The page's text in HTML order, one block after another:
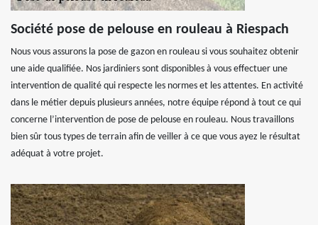
Société pose de pelouse en rouleau à Riespach
Nous vous assurons la pose de gazon en rouleau si vous souhaitez obtenir
une aide qualifiée. Nos jardiniers sont disponibles à vous effectuer une
intervention de qualité qui respecte les normes et les attentes. En activité
dans le métier depuis plusieurs années, notre équipe répond à tout ce qui
concerne l’intervention de pose de pelouse en rouleau. Nous travaillons
bien sûr tous types de terrain afin de veiller à ce que vous ayez le résultat
adéquat à votre projet.